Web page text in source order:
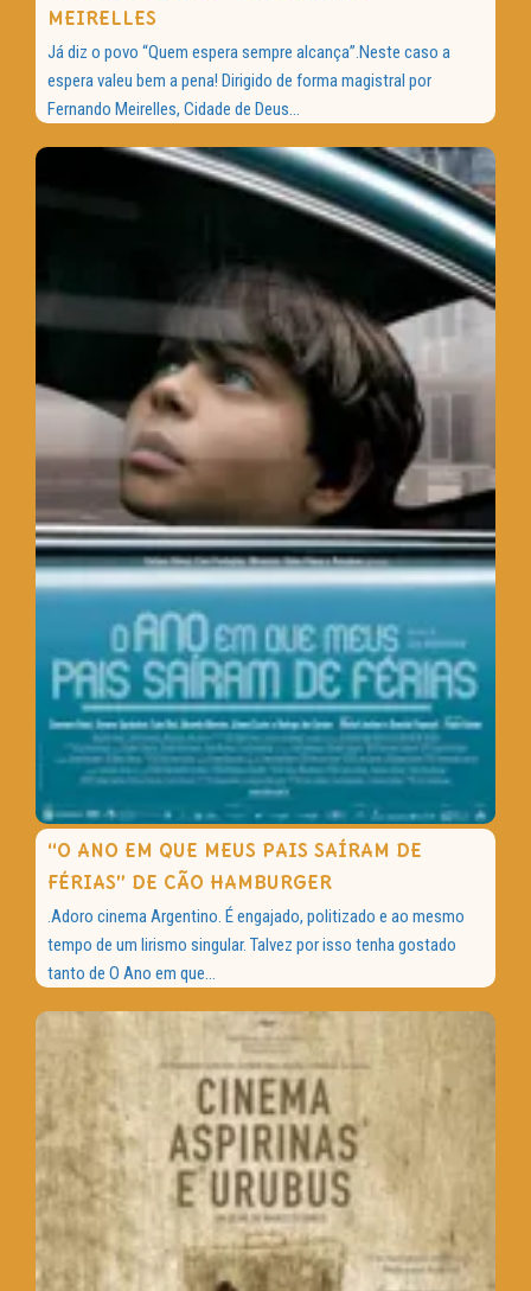
MEIRELLES
Já diz o povo “Quem espera sempre alcança”.Neste caso a
espera valeu bem a pena! Dirigido de forma magistral por
Fernando Meirelles, Cidade de Deus...
“O ANO EM QUE MEUS PAIS SAÍRAM DE
FÉRIAS” DE CÃO HAMBURGER
.Adoro cinema Argentino. É engajado, politizado e ao mesmo
tempo de um lirismo singular. Talvez por isso tenha gostado
tanto de O Ano em que...